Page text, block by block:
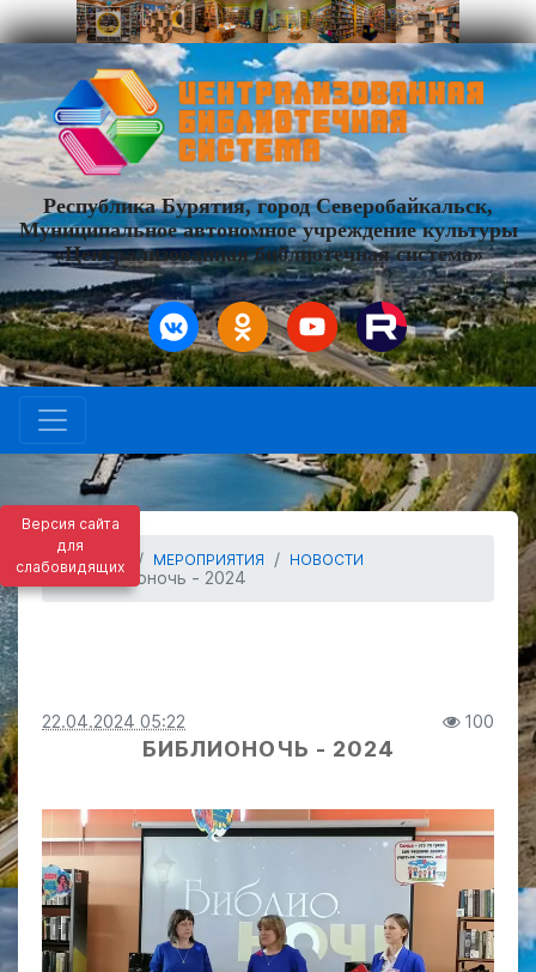
Версия сайта
для
слабовидящих
Республика Бурятия, город Северобайкальск,
Муниципальное автономное учреждение культуры
«Централизованная библиотечная система»
МЕРОПРИЯТИЯ НОВОСТИ
Библионочь - 2024
22.04.2024 05:22 100
БИБЛИОНОЧЬ - 2024